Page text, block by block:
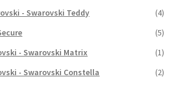
- Swarovski Teddy
(4)
(5)
- Swarovski Matrix
(1)
- Swarovski Constella
(2)